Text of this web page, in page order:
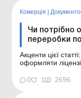
може бути ел...
Комерція
Чи потрібно
переробки
Акценти цієї статті: у яких випадках необхідно
оформляти
отримання такої ліцензії.
займатися
0 1 2696